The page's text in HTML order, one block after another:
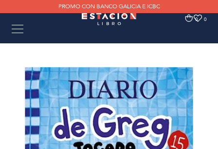
PROMO CON BANCO GALICIA E ICBC
0 0